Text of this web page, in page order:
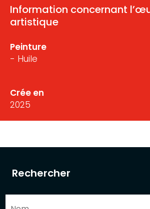
Rechercher
Information concernant
artistique
Peinture
- Huile
Crée en
2025